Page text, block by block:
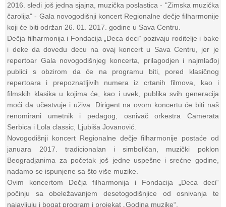
2016. sledi još jedna sjajna, muzička poslastica - "Zimska muzička
čarolija" - Gala novogodišnji koncert Regionalne dečje filharmonije
koji će biti održan 26. 01. 2017. godine u Sava Centru.
Dečja filharmonija i Fondacija „Deca deci“ pozivaju roditelje i bake
i deke da dovedu decu na ovaj koncert u Sava Centru, jer je
repertoar Gala novogodišnjeg koncerta, prilagodjen i najmlađoj
publici s obzirom da će na programu biti, pored klasičnog
repertoara i prepoznatljivih numera iz crtanih filmova, kao i
filmskih klasika u kojima će, kao i uvek, publika svih generacija
moći da učestvuje i uživa. Dirigent na ovom koncertu će biti naš
renomirani umetnik i pedagog, osnivač orkestra Camerata
Serbica i Lola classic, Ljubiša Jovanović.
Novogodišnji koncert Regionalne dečje filharmonije postaće od
januara 2017. tradicionalan i simboličan, muzički poklon
Beogradjanima za početak još jedne uspešne i srećne godine,
nadamo se ispunjene sa što više muzike.
Ovim koncertom Dečja filharmonija i Fondacija „Deca deci“
počinju sa obeležavanjem desetogodišnjice od osnivanja te
najavljuju i bogat program i projekat „Godina muzike“.